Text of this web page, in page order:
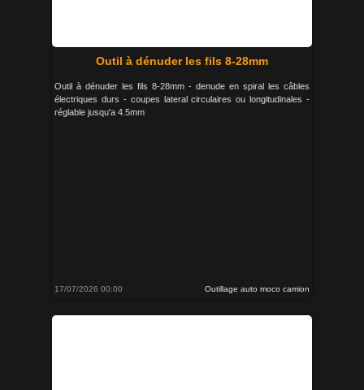
Outil à dénuder les fils 8-28mm
Outil à dénuder les fils 8-28mm - denude en spiral les câbles
électriques durs - coupes lateral circulaires ou longitudinales -
réglable jusqu'a 4.5mm
17/07/2026 00:00 Outillage auto moco camion